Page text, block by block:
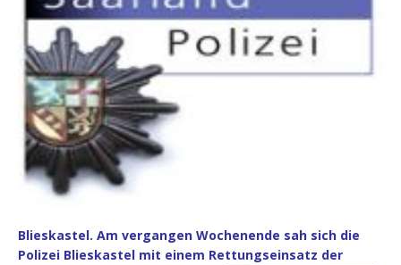
Blieskastel. Am vergangen Wochenende sah sich die
Polizei Blieskastel mit einem Rettungseinsatz der